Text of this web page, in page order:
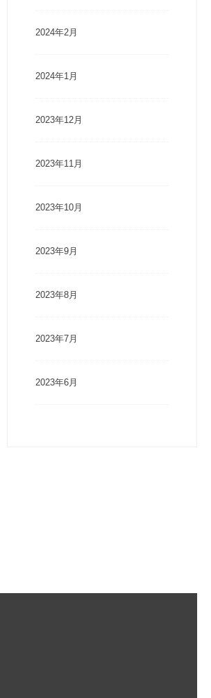
2024年2月
2024年1月
2023年12月
2023年11月
2023年10月
2023年9月
2023年8月
2023年7月
2023年6月